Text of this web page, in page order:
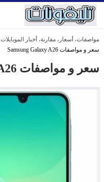
مواصفات، أسعار، مقارنة، أخبار الموبايلات
سعر و مواصفات Samsung Galaxy A26
سعر و مواصفات Samsung Galaxy A26